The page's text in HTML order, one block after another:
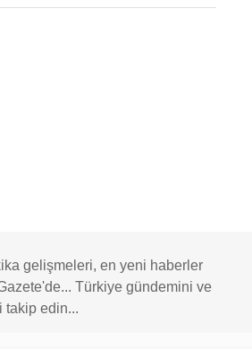
gelişmeleri, en yeni haberler
Türkiye gündemini ve
takip edin...